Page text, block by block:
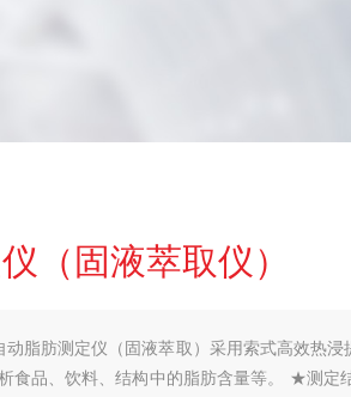
（固液萃取仪）
动脂肪测定仪（固液萃取）采用索式高效热
食品、饮料、结构中的脂肪含量等。 ★测定